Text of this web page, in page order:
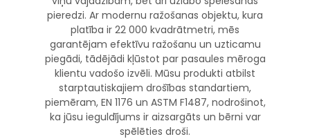
pieredzi. Ar modernu ražošanas objektu, kura
platība ir 22 000 kvadrātmetri, mēs
garantējam efektīvu ražošanu un uzticamu
piegādi, tādējādi kļūstot par pasaules mēroga
klientu vadošo izvēli. Mūsu produkti atbilst
starptautiskajiem drošības standartiem,
piemēram, EN 1176 un ASTM F1487, nodrošinot,
ka jūsu ieguldījums ir aizsargāts un bērni var
spēlēties droši.